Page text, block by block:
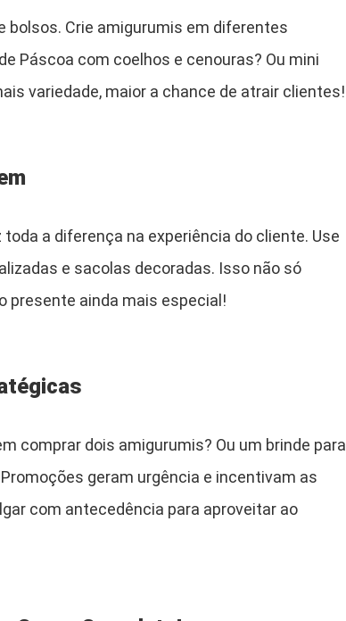
bolsos. Crie amigurumis em diferentes
Páscoa com coelhos e cenouras? Ou mini
variedade, maior a chance de atrair clientes!
a diferença na experiência do cliente. Use
e sacolas decoradas. Isso não só
presente ainda mais especial!
comprar dois amigurumis? Ou um brinde para
geram urgência e incentivam as
com antecedência para aproveitar ao